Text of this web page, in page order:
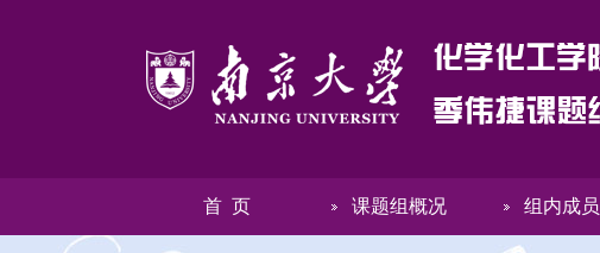
首 页 课题组概况 组内成员